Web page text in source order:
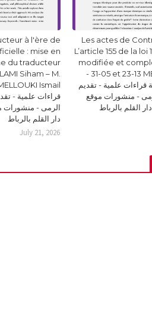
Les actes de
L’article 155 de la loi
modifiée et
31-05 et 23-13 MEHDI EDDIANI -
مجلة قراءات علمية - تقديم
- منشورات موقع
القلم بالرباط
à l'ère de
: mise en
du traducteur
Siham – M.
قراءات علمية -
الرمى - منشورات
دار القلم بالرباط
July 21, 2026